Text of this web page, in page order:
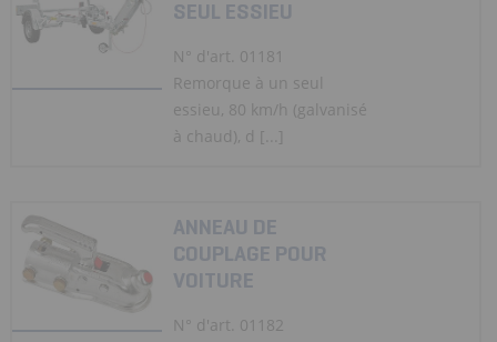
SEUL ESSIEU
N° d'art. 01181
Remorque à un seul
essieu, 80 km/h (galvanisé
à chaud), d [...]
ANNEAU DE
COUPLAGE POUR
VOITURE
N° d'art. 01182